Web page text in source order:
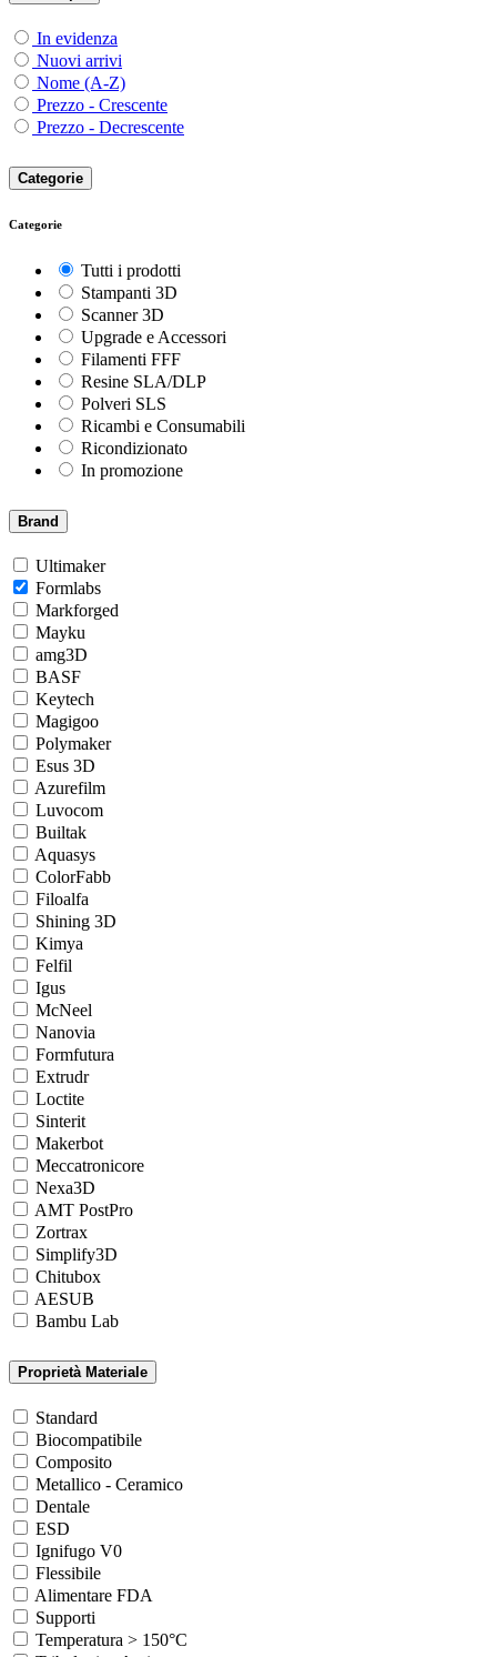
In evidenza
Nuovi arrivi
Nome (A-Z)
Prezzo - Crescente
Prezzo - Decrescente
Categorie
Categorie
Tutti i prodotti
Stampanti 3D
Scanner 3D
Upgrade e Accessori
Filamenti FFF
Resine SLA/DLP
Polveri SLS
Ricambi e Consumabili
Ricondizionato
In promozione
Brand
Ultimaker
Formlabs
Markforged
Mayku
amg3D
BASF
Keytech
Magigoo
Polymaker
Esus 3D
Azurefilm
Luvocom
Builtak
Aquasys
ColorFabb
Filoalfa
Shining 3D
Kimya
Felfil
Igus
McNeel
Nanovia
Formfutura
Extrudr
Loctite
Sinterit
Makerbot
Meccatronicore
Nexa3D
AMT PostPro
Zortrax
Simplify3D
Chitubox
AESUB
Bambu Lab
Proprietà Materiale
Standard
Biocompatibile
Composito
Metallico - Ceramico
Dentale
ESD
Ignifugo V0
Flessibile
Alimentare FDA
Supporti
Temperatura > 150°C